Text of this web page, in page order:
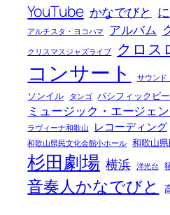
YouTube かなでびと
アルチスタ・ヨコハマ アルバム
クリスマスジャズライブ クロス
コンサート サウンド
ソンイル タンゴ パシフィックビ
ミュージック・エージェ
ラヴィーナ和歌山 レコーディング
和歌山県民文化会館小ホール 和歌山県
杉田劇場 横浜 洋光台
音奏人かなでびと